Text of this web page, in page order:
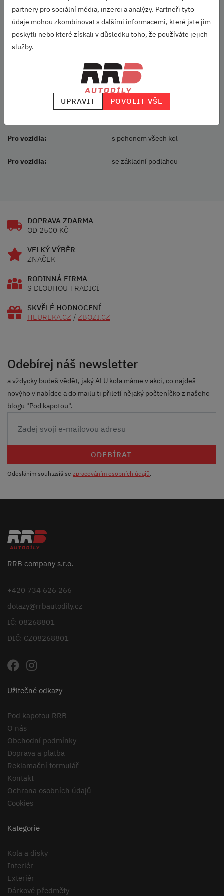
Rezervní kolo (kód produktu)
5E3601011B (3,5J x 18“ ET 25,5)
Určeno pro:
Karoq (2017+)
Karoq
Pro vozidla: s pohonem všech kol
Pro vozidla: se základní podlahou
DOPRAVA ZDARMA
OD 2500 KČ
VELKÝ VÝBĚR
ZNAČEK
RODINNÁ FIRMA
S DLOUHOU TRADICÍ
SKVĚLÉ HODNOCENÍ
HEUREKA.CZ / ZBOZI.CZ
Odebírej náš newsletter
a vždycky budeš vědět, jaký ALU kola máme v akci, co najdeš
novýho v nabídce a do mailu ti přiletí nějaký počteníčko z našeho
blogu "Pod kapotou".
ODEBÍRAT
Odesláním souhlasíš se zpracováním osobních údajů.
RRB company s.r.o.
+420 734 626 266
dotazy@rrbautodily.cz
IČ: 08268801
DIČ: CZ08268801
Užitečné odkazy
Pod kapotou RRB
O nás
Obchodní podmínky
Doprava a platba
Reklamační formulář
Kontakt
Ochrana osobních údajů
Cookies
Kategorie
Kola a disky
Interiér
Exteriér
Dárkové předměty
partnery pro sociální média, inzerci a analýzy. Partneři tyto
údaje mohou zkombinovat s dalšími informacemi, které jste jim
poskytli nebo které získali v důsledku toho, že používáte jejich
služby.
UPRAVIT POVOLIT VŠE